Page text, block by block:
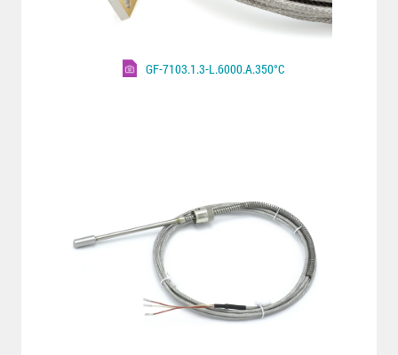
GF-7103.1.3-L.6000.A.350°C